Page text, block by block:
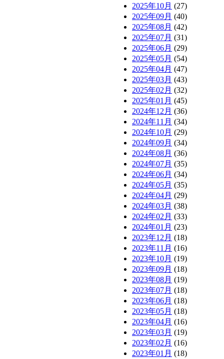
2025年10月 (27)
2025年09月 (40)
2025年08月 (42)
2025年07月 (31)
2025年06月 (29)
2025年05月 (54)
2025年04月 (47)
2025年03月 (43)
2025年02月 (32)
2025年01月 (45)
2024年12月 (36)
2024年11月 (34)
2024年10月 (29)
2024年09月 (34)
2024年08月 (36)
2024年07月 (35)
2024年06月 (34)
2024年05月 (35)
2024年04月 (29)
2024年03月 (38)
2024年02月 (33)
2024年01月 (23)
2023年12月 (18)
2023年11月 (16)
2023年10月 (19)
2023年09月 (18)
2023年08月 (19)
2023年07月 (18)
2023年06月 (18)
2023年05月 (18)
2023年04月 (16)
2023年03月 (19)
2023年02月 (16)
2023年01月 (18)